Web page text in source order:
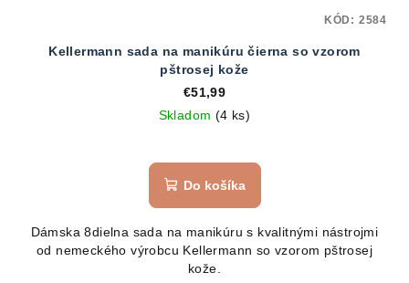
Kellermann sada na manikúru čierna so vzorom
pštrosej kože
€51,99
Skladom (4 ks)
Do košíka
Dámska 8dielna sada na manikúru s kvalitnými nástrojmi
od nemeckého výrobcu Kellermann so vzorom pštrosej
kože.
KÓD: 2584